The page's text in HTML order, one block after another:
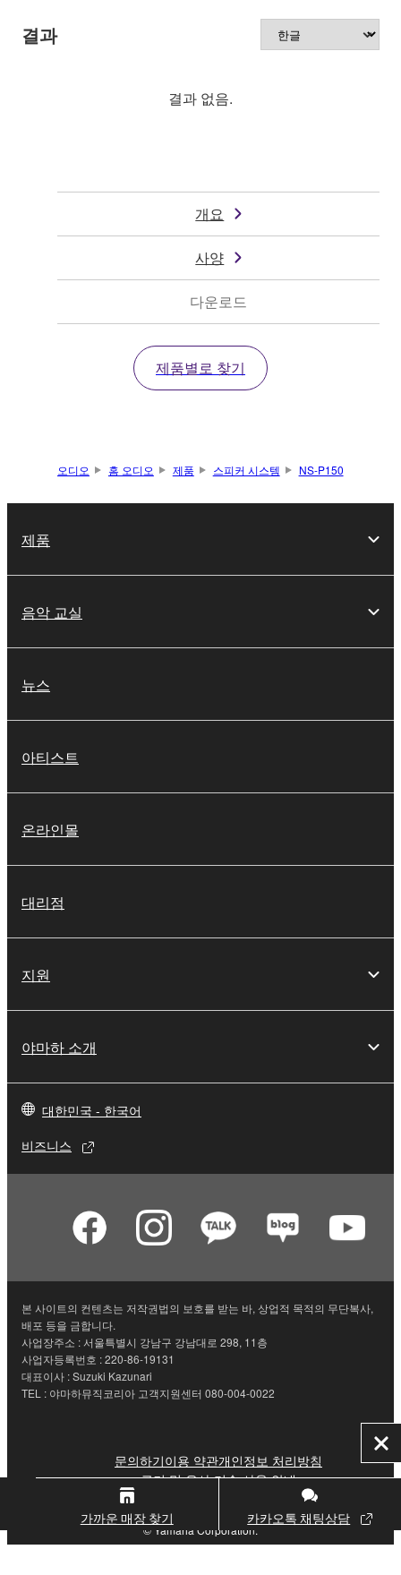
결과
결과 없음.
개요
사양
다운로드
제품별로 찾기
가까운 매장 찾기 카카오톡 채팅상담
닫
기
오디오 홈 오디오 제품 스피커 시스템 NS-P150
제품
음악 교실
뉴스
아티스트
온라인몰
대리점
지원
야마하 소개
대한민국 - 한국어
비즈니스
본 사이트의 컨텐츠는 저작권법의 보호를 받는 바, 상업적 목적의 무단복사,
배포 등을 금합니다.
사업장주소 : 서울특별시 강남구 강남대로 298, 11층
사업자등록번호 : 220-86-19131
대표이사 : Suzuki Kazunari
TEL : 야마하뮤직코리아 고객지원센터 080-004-0022
문의하기이용 약관개인정보 처리방침
쿠키 및 유사 기술 사용 안내
© Yamaha Corporation.